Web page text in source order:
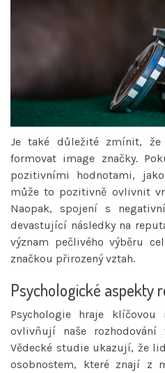
Je také důležité zmínit, že
formovat image značky.
pozitivními hodnotami,
může to pozitivně ovlivnit
Naopak, spojení s
devastující následky na
význam pečlivého výběru
značkou přirozený vztah.
Psychologické aspekty
Psychologie hraje
ovlivňují naše
Vědecké studie ukazují, že
osobnostem, které znají z